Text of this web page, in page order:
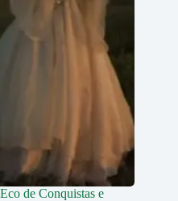
de Conquistas e